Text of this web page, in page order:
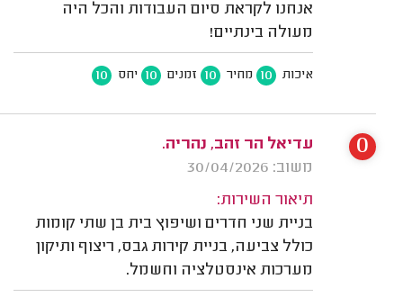
אנחנו לקראת סיום העבודות והכל היה
מעולה בינתיים!
איכות 10 מחיר 10 זמנים 10 יחס 10
עדיאל הר זהב, נהריה.
משוב: 30/04/2026
תיאור השירות:
בניית שני חדרים ושיפוץ בית בן שתי קומות
כולל צביעה, בניית קירות גבס, ריצוף ותיקון
מערכות אינסטלציה וחשמל.
0